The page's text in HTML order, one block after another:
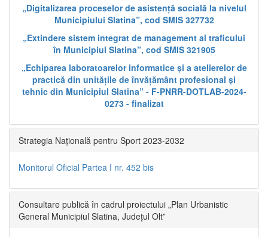
„Digitalizarea proceselor de asistență socială la nivelul
Municipiului Slatina”, cod SMIS 327732
„Extindere sistem integrat de management al traficului
în Municipiul Slatina”, cod SMIS 321905
„Echiparea laboratoarelor informatice și a atelierelor de
practică din unitățile de învățământ profesional și
tehnic din Municipiul Slatina” - F-PNRR-DOTLAB-2024-
0273 - finalizat
Strategia Națională pentru Sport 2023-2032
Monitorul Oficial Partea I nr. 452 bis
Consultare publică în cadrul proiectului „Plan Urbanistic
General Municipiul Slatina, Județul Olt”